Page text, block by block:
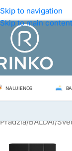
Skip to navigation
Skip to main content
NAUJIENOS
Pradžia/BALDAI/